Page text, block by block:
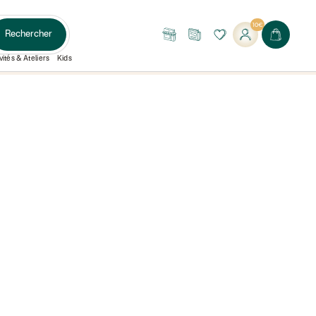
Rechercher
Nos
Le
10€
& Ateliers Kids